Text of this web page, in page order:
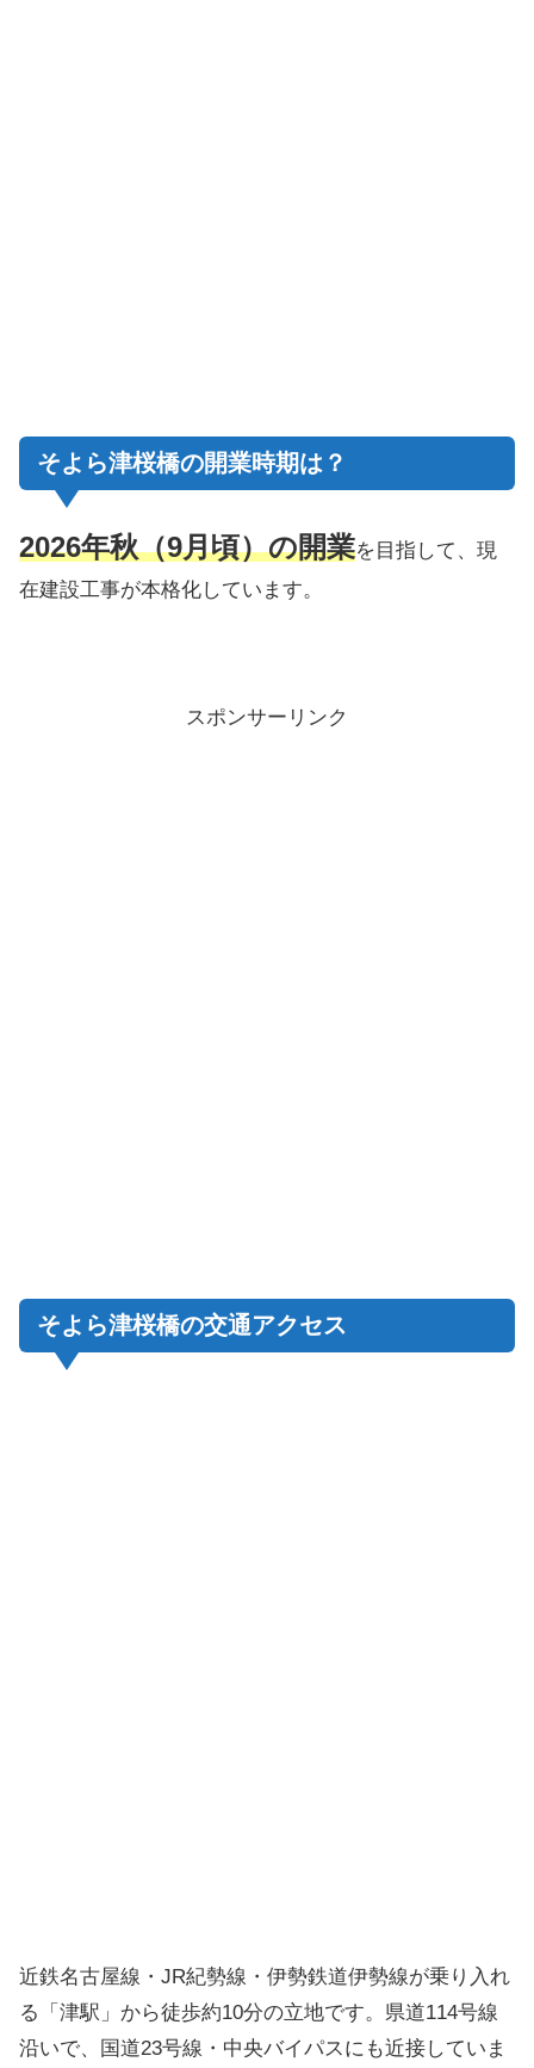
そよら津桜橋の開業時期は？
2026年秋（9月頃）の開業を目指して、現
在建設工事が本格化しています。
スポンサーリンク
そよら津桜橋の交通アクセス
近鉄名古屋線・JR紀勢線・伊勢鉄道伊勢線が乗り入れ
る「津駅」から徒歩約10分の立地です。県道114号線
沿いで、国道23号線・中央バイパスにも近接していま